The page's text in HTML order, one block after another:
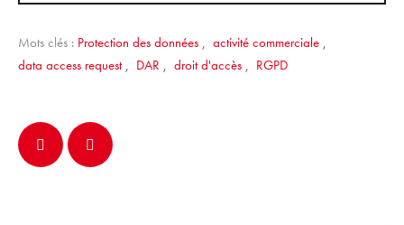
Mots clés : Protection des données , activité commerciale ,
data access request, DAR , droit d'accès , RGPD